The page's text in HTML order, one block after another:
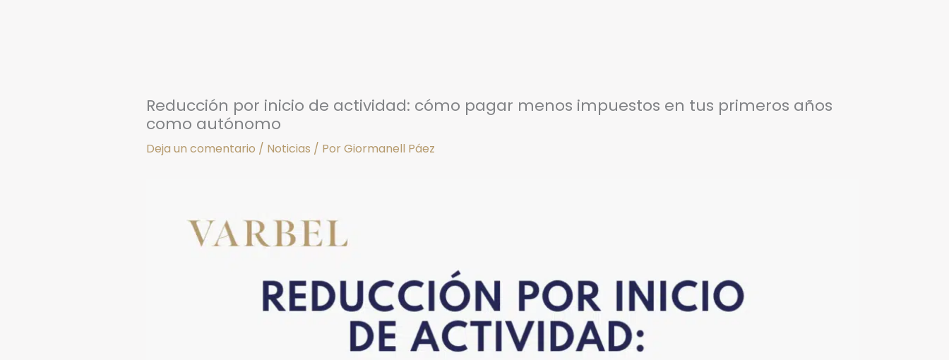
Reducción por inicio de actividad: cómo pagar menos impuestos en tus primeros años
como autónomo
Deja un comentario / Noticias / PorGiormanell Páez